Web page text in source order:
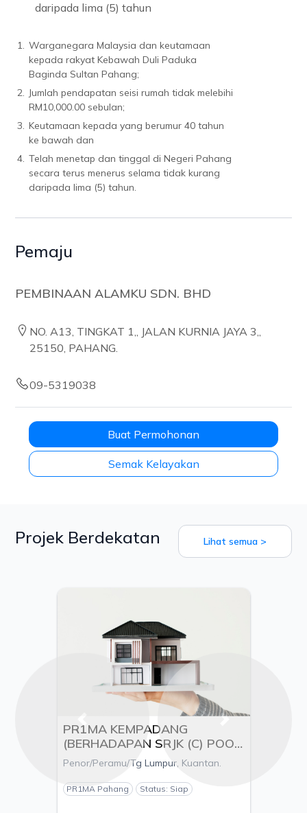
daripada lima (5) tahun
1. Warganegara Malaysia dan keutamaan
kepada rakyat Kebawah Duli Paduka
Baginda Sultan Pahang;
2. Jumlah pendapatan seisi rumah tidak melebihi
RM10,000.00 sebulan;
3. Keutamaan kepada yang berumur 40 tahun
ke bawah dan
4. Telah menetap dan tinggal di Negeri Pahang
secara terus menerus selama tidak kurang
daripada lima (5) tahun.
Pemaju
PEMBINAAN ALAMKU SDN. BHD
NO. A13, TINGKAT 1,, JALAN KURNIA JAYA 3,,
25150, PAHANG.
09-5319038
Buat Permohonan
Semak Kelayakan
Projek Berdekatan Lihat semua >
PR1MA KEMPADANG
(BERHADAPAN SRJK (C) POOI
MING), MUKIM KUALA
KUANTAN, DAERAH
KUANTAN, PAHANG - PEMAJU
ESTANIA S/B
Penor/Peramu/Tg Lumpur, Kuantan.
PR1MA Pahang Status: Siap
Previous